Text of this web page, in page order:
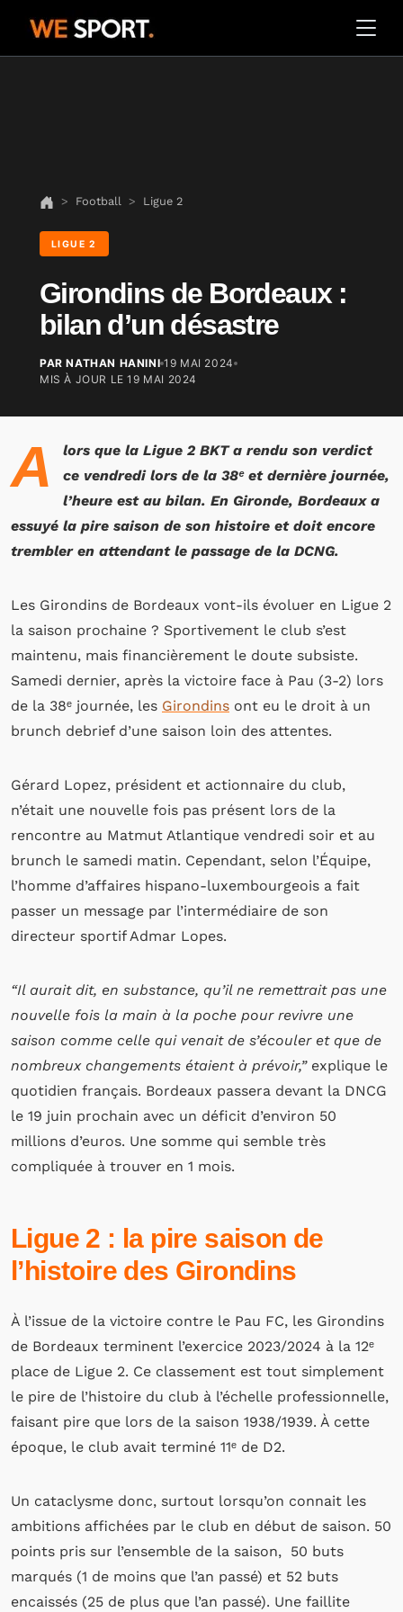
Football Ligue 2
LIGUE 2
Girondins de Bordeaux :
bilan d’un désastre
PAR NATHAN HANINI 19 MAI 2024
MIS À JOUR LE19 MAI 2024
A
lors que la Ligue 2 BKT a rendu son verdict
ce vendredi lors de la 38ᵉet dernière journée,
l’heure est au bilan. En Gironde, Bordeaux a
essuyé la pire saison de son histoire et doit encore
trembler en attendant le passage de la DCNG.
Les Girondins de Bordeaux vont-ils évoluer en Ligue 2
la saison prochaine ? Sportivement le club s’est
maintenu, mais financièrement le doute subsiste.
Samedi dernier, après la victoire face à Pau (3-2) lors
de la 38ᵉ journée, les Girondins ont eu le droit à un
brunch debrief d’une saison loin des attentes.
Gérard Lopez, président et actionnaire du club,
n’était une nouvelle fois pas présent lors de la
rencontre au Matmut Atlantique vendredi soir et au
brunch le samedi matin. Cependant, selon l’Équipe,
l’homme d’affaires hispano-luxembourgeois a fait
passer un message par l’intermédiaire de son
directeur sportif Admar Lopes.
“Il aurait dit, en substance, qu’il ne remettrait pas une
nouvelle fois la main à la poche pour revivre une
saison comme celle qui venait de s’écouler et que de
nombreux changements étaient à prévoir,”explique le
quotidien français. Bordeaux passera devant la DNCG
le 19 juin prochain avec un déficit d’environ 50
millions d’euros. Une somme qui semble très
compliquée à trouver en 1 mois.
Ligue 2 : la pire saison de
l’histoire des Girondins
À l’issue de la victoire contre le Pau FC, les Girondins
de Bordeaux terminent l’exercice 2023/2024 à la 12ᵉ
place de Ligue 2. Ce classement est tout simplement
le pire de l’histoire du club à l’échelle professionnelle,
faisant pire que lors de la saison 1938/1939. À cette
époque, le club avait terminé 11ᵉ de D2.
Un cataclysme donc, surtout lorsqu’on connait les
ambitions affichées par le club en début de saison. 50
points pris sur l’ensemble de la saison, 50 buts
marqués (1 de moins que l’an passé) et 52 buts
encaissés (25 de plus que l’an passé). Une faillite